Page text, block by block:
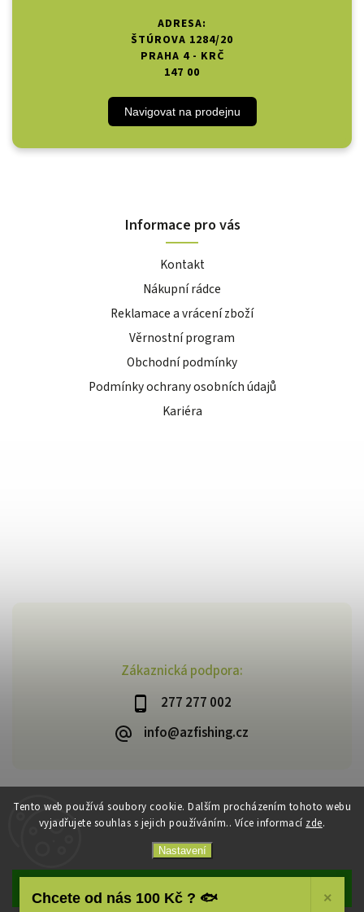
Tento web používá soubory cookie. Dalším procházením tohoto webu
vyjadřujete souhlas s jejich používáním.. Více informací zde.
Nastavení
Souhlasím
Zákaznická podpora:
277 277 002
info@azfishing.cz
ADRESA:
ŠTÚROVA 1284/20
PRAHA 4 - KRČ
147 00
Navigovat na prodejnu
Informace pro vás
Kontakt
Nákupní rádce
Reklamace a vrácení zboží
Věrnostní program
Obchodní podmínky
Podmínky ochrany osobních údajů
Kariéra
Copyright 2026AzFishing.cz. Všechna práva vyhrazena.
VytvořilShoptet| Design
Chcete od nás 100 Kč ? 🐟 ×